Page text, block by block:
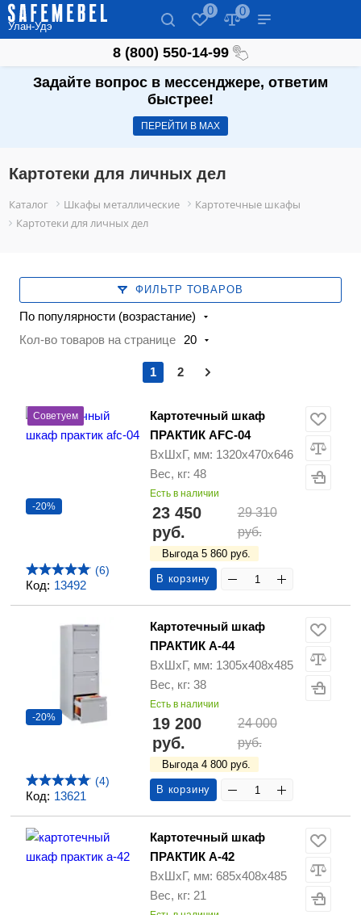
Улан-Удэ
0 0
8 (800) 550-14-99
Задайте вопрос в мессенджере, ответим
быстрее!
ПЕРЕЙТИ В МАХ
Картотеки для личных дел
Каталог Шкафы металлические
Картотечные шкафы
Картотеки для личных дел
ФИЛЬТР ТОВАРОВ
По популярности (возрастание)
Кол-во товаров на странице
20
1 2
Код: 13492
Советуем
-20%
(6)
Картотечный шкаф
ПРАКТИК AFC-04
ВхШхГ, мм: 1320x470x646
Вес, кг: 48
Есть в наличии
23 450
руб.
29 310
руб.
Выгода 5 860 руб.
В корзину
Код: 13621
-20%
(4)
Картотечный шкаф
ПРАКТИК А-44
ВхШхГ, мм: 1305х408х485
Вес, кг: 38
Есть в наличии
19 200
руб.
24 000
руб.
Выгода 4 800 руб.
В корзину
Картотечный шкаф
ПРАКТИК А-42
ВхШхГ, мм: 685х408х485
Вес, кг: 21